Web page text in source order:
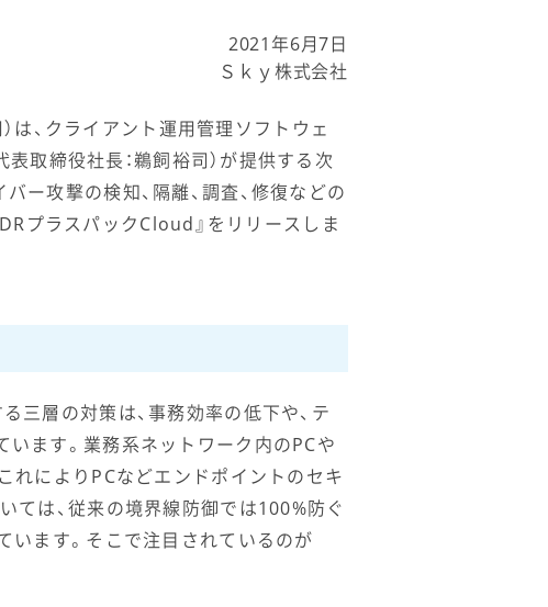
2021年6月7日
Ｓｋｙ株式会社
は、クライアント運用管理ソフトウェ
取締役社長：鵜飼裕司）が提供する次
ー攻撃の検知、隔離、調査、修復などの
プラスパックCloud』をリリースしま
三層の対策は、事務効率の低下や、テ
ます。業務系ネットワーク内のPCや
れによりPCなどエンドポイントのセキ
ては、従来の境界線防御では100%防ぐ
います。そこで注目されているのが